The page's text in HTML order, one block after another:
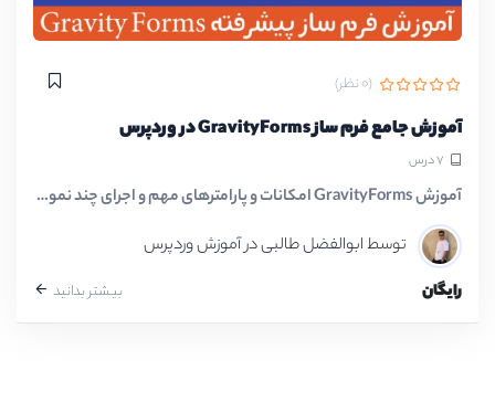
(0 نظر)
آموزش جامع فرم ساز GravityForms در وردپرس
7 درس
آموزش GravityForms امکانات و پارامترهای مهم و اجرای چند نمونه فرم با استفاده…
توسطابوالفضل طالبیدرآموزش وردپرس
رایگان
بیشتر بدانید